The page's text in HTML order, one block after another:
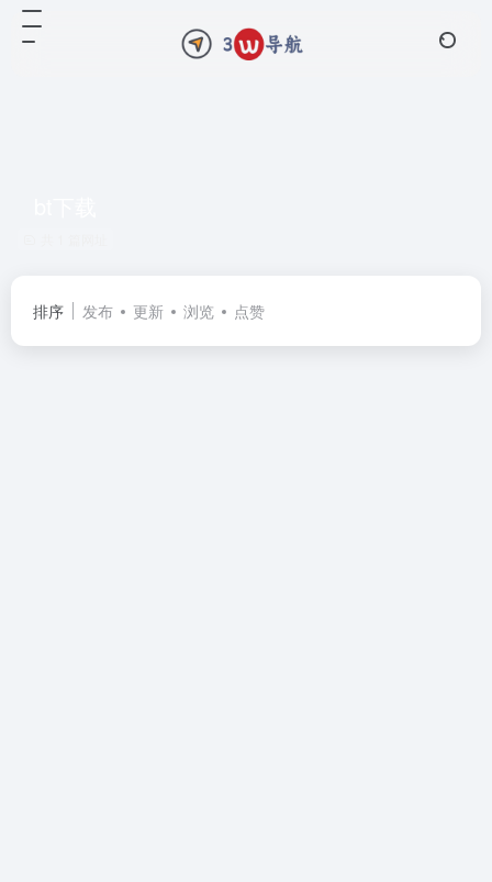
排序 发布 更新 浏览 点赞